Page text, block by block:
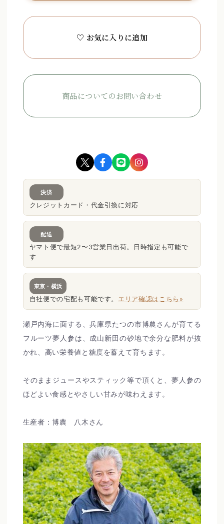
♡ お気に入りに追加
商品についてのお問い合わせ
決済
クレジットカード・代金引換に対応
配送
ヤマト便で最短2〜3営業日出荷。日時指定も可能で
す
東京・横浜
自社便での宅配も可能です。 エリア確認はこちら»
瀬戸内海に面する、兵庫県たつの市博農さんが育てる
フルーツ夢人参は、成山新田の砂地で余分な肥料が抜
かれ、高い栄養値と糖度を蓄えて育ちます。
そのままジュースやスティック等で頂くと、夢人参の
ほどよい食感とやさしい甘みが味わえます。
生産者：博農 八木さん